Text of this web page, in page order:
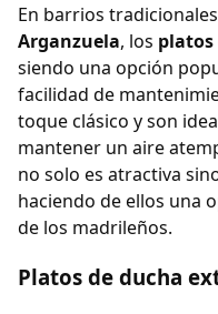
En barrios
Arganzuela, los platos
siendo una opción
facilidad de
toque clásico y son
mantener un aire
no solo es atractiva
haciendo de ellos una
de los madrileños.
Platos de ducha